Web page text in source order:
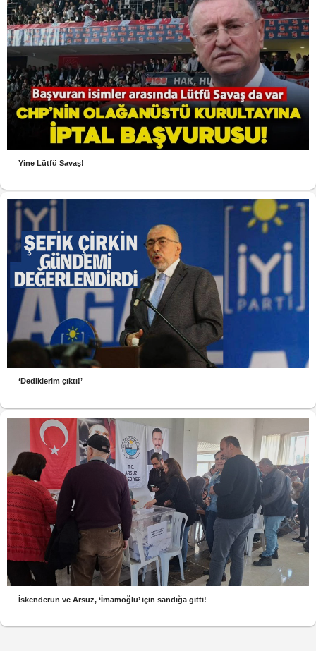
Yine Lütfü Savaş!
‘Dediklerim çıktı!’
İskenderun ve Arsuz, ‘İmamoğlu’ için sandığa gitti!